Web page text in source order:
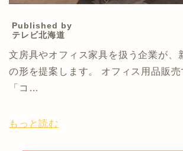
Published by
テレビ北海道
文房具やオフィス家具を扱う企業が、
の形を提案します。 オフィス用品販
「コ…
もっと読む